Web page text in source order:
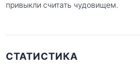
привыкли считать чудовищем.
СТАТИСТИКА